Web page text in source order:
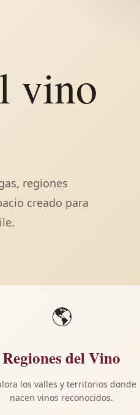
vino
regiones
creado para
🌎
Regiones del Vino
los valles y territorios donde
nacen vinos reconocidos.